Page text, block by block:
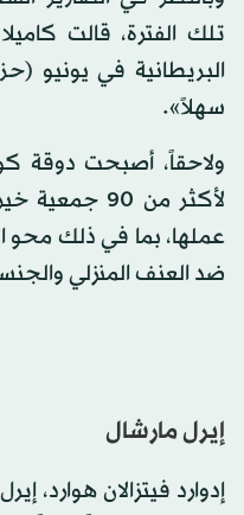
تلك الفترة، قالت
سهلاً».
ولاحقاً، أصبحت دوقة
لأكثر من
عملها، بما في ذلك محو
ضد العنف المنزلي
إيرل مارشال
إدوارد فيتزالان هوارد،